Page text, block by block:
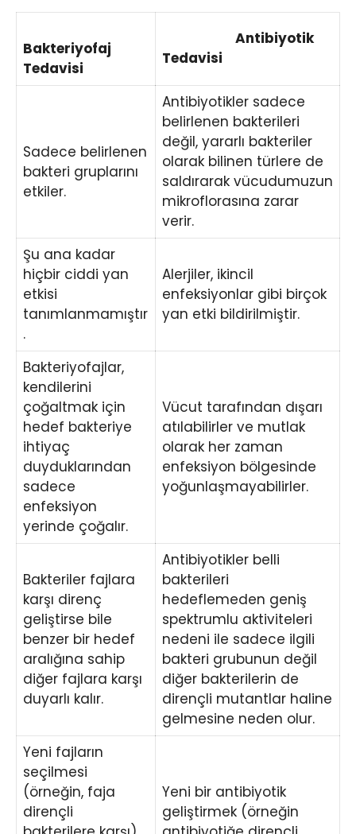
Bakteriyofaj
Tedavisi
Antibiyotik
Tedavisi
Sadece belirlenen
bakteri gruplarını
etkiler.
Antibiyotikler sadece
belirlenen bakterileri
değil, yararlı bakteriler
olarak bilinen türlere de
saldırarak vücudumuzun
mikroflorasına zarar
verir.
Şu ana kadar
hiçbir ciddi yan
etkisi
tanımlanmamıştır
.
Alerjiler, ikincil
enfeksiyonlar gibi birçok
yan etki bildirilmiştir.
Bakteriyofajlar,
kendilerini
çoğaltmak için
hedef bakteriye
ihtiyaç
duyduklarından
sadece
enfeksiyon
yerinde çoğalır.
Vücut tarafından dışarı
atılabilirler ve mutlak
olarak her zaman
enfeksiyon bölgesinde
yoğunlaşmayabilirler.
Bakteriler fajlara
karşı direnç
geliştirse bile
benzer bir hedef
aralığına sahip
diğer fajlara karşı
duyarlı kalır.
Antibiyotikler belli
bakterileri
hedeflemeden geniş
spektrumlu aktiviteleri
nedeni ile sadece ilgili
bakteri grubunun değil
diğer bakterilerin de
dirençli mutantlar haline
gelmesine neden olur.
Yeni fajların
seçilmesi
(örneğin, faja
dirençli
Yeni bir antibiyotik
geliştirmek (örneğin